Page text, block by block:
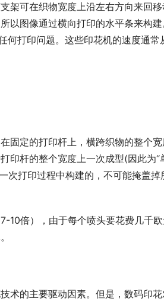
架可在织物宽度上沿左右方向来回
以图像通过横向打印的水平条来构
何打印问题。这些印花机的速度通
固定的打印杆上，横跨织物的整个宽
印杆的整个宽度上一次成型(因此为“
打印过程中构建的，不可能掩盖
10倍），由于每个喷头要花费几千
术的主要驱动因素。但是，数码印